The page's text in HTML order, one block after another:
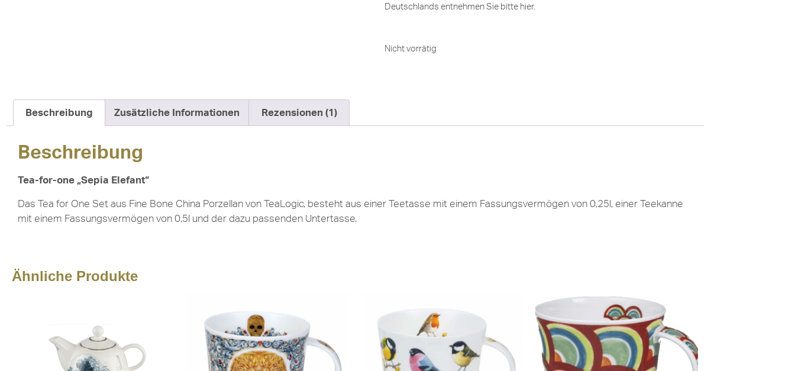
Deutschlands entnehmen Sie bitte hier.
Nicht vorrätig
Beschreibung Zusätzliche Informationen Rezensionen (1)
Beschreibung
Tea-for-one „Sepia Elefant“
Das Tea for One Set aus Fine Bone China Porzellan von TeaLogic, besteht aus einer Teetasse mit einem Fassungsvermögen von 0,25l, einer Teekanne
mit einem Fassungsvermögen von 0,5l und der dazu passenden Untertasse.
Ähnliche Produkte